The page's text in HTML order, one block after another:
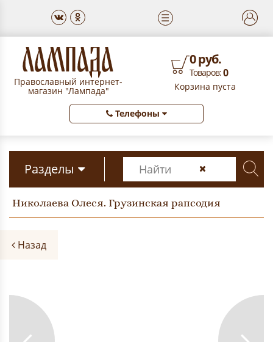
☰
Православный интернет-
магазин "Лампада"
0 руб.
Товаров:0
Корзина пуста
Телефоны
Разделы
Николаева Олеся. Грузинская рапсодия
Назад